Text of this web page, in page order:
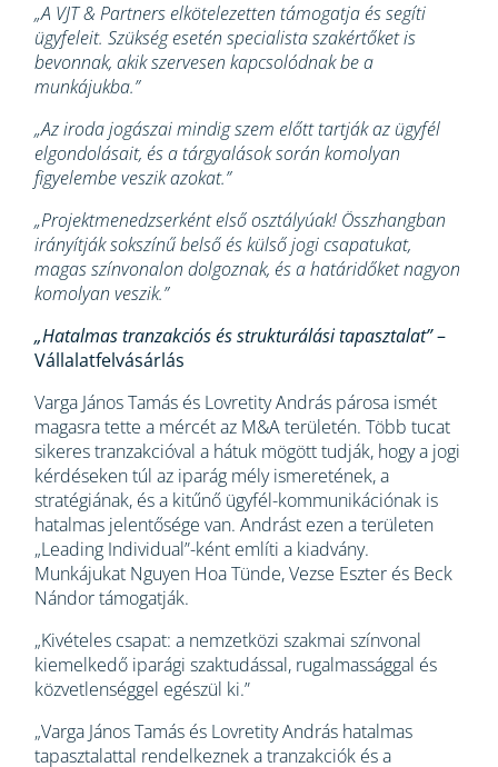
„A VJT & Partners elkötelezetten támogatja és segíti
ügyfeleit. Szükség esetén specialista szakértőket is
bevonnak, akik szervesen kapcsolódnak be a
munkájukba.”
„Az iroda jogászai mindig szem előtt tartják az ügyfél
elgondolásait, és a tárgyalások során komolyan
figyelembe veszik azokat.”
„Projektmenedzserként első osztályúak! Összhangban
irányítják sokszínű belső és külső jogi csapatukat,
magas színvonalon dolgoznak, és a határidőket nagyon
komolyan veszik.”
„Hatalmas tranzakciós és strukturálási tapasztalat”–
Vállalatfelvásárlás
Varga János Tamás és Lovretity András párosa ismét
magasra tette a mércét az M&A területén. Több tucat
sikeres tranzakcióval a hátuk mögött tudják, hogy a jogi
kérdéseken túl az iparág mély ismeretének, a
stratégiának, és a kitűnő ügyfél-kommunikációnak is
hatalmas jelentősége van. Andrást ezen a területen
„Leading Individual”-ként említi a kiadvány.
Munkájukat Nguyen Hoa Tünde, Vezse Eszter és Beck
Nándor támogatják.
„Kivételes csapat: a nemzetközi szakmai színvonal
kiemelkedő iparági szaktudással, rugalmassággal és
közvetlenséggel egészül ki.”
„Varga János Tamás és Lovretity András hatalmas
tapasztalattal rendelkeznek a tranzakciók és a